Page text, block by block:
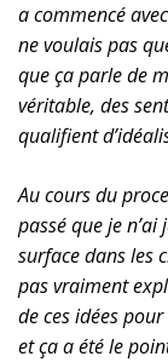
a commencé
ne voulais pas
que ça parle de
véritable, des
qualifient
Au cours du
passé que je
surface dans les
pas vraiment
de ces idées
et ça a été le